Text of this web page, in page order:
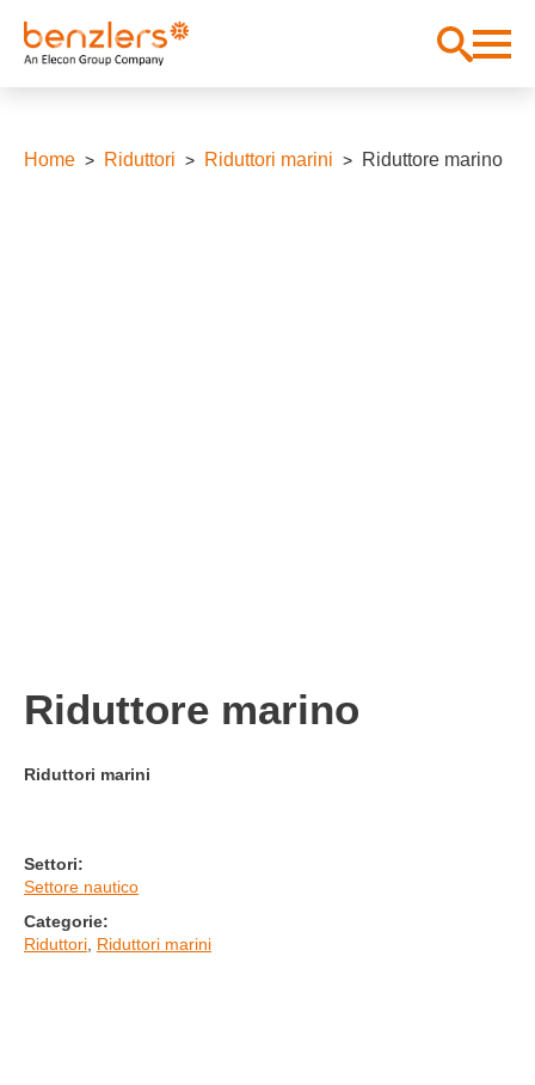
Home Riduttori Riduttori marini Riduttore marino
Riduttore marino
Riduttori marini
Settori:
Settore nautico
Categorie:
Riduttori Riduttori marini